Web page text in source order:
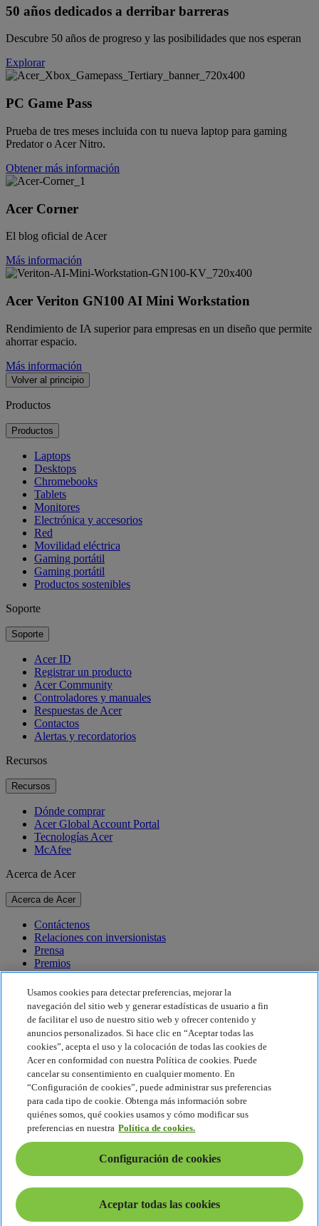
50 años dedicados a derribar barreras
Descubre 50 años de progreso y las posibilidades que nos esperan
Explorar
PC Game Pass
Prueba de tres meses incluida con tu nueva laptop para gaming
Predator o Acer Nitro.
Obtener más información
Acer Corner
El blog oficial de Acer
Más información
Acer Veriton GN100 AI Mini Workstation
Rendimiento de IA superior para empresas en un diseño que permite
ahorrar espacio.
Más información
Volver al principio
Productos
Productos
Laptops
Desktops
Chromebooks
Tablets
Monitores
Electrónica y accesorios
Red
Movilidad eléctrica
Gaming portátil
Gaming portátil
Productos sostenibles
Soporte
Soporte
Acer ID
Registrar un producto
Acer Community
Controladores y manuales
Respuestas de Acer
Contactos
Alertas y recordatorios
Recursos
Recursos
Dónde comprar
Acer Global Account Portal
Tecnologías Acer
McAfee
Acerca de Acer
Acerca de Acer
Contáctenos
Relaciones con inversionistas
Prensa
Premios
Eventos
Sostenibilidad
Sostenibilidad
Responsabilidad social corporativa
Huella de carbono del producto
Proyecto Humanity
Earthion
Política de privacidad
Política de cookies
Aviso legal
Información legal adicional
Política de accesibilidad
Configuración de cookies
América Latina - Español
© 2026 Acer Inc.
Usamos cookies para detectar preferencias, mejorar la
navegación del sitio web y generar estadísticas de usuario a fin
de facilitar el uso de nuestro sitio web y ofrecer contenido y
anuncios personalizados. Si hace clic en “Aceptar todas las
cookies”, acepta el uso y la colocación de todas las cookies de
Acer en conformidad con nuestra Política de cookies. Puede
cancelar su consentimiento en cualquier momento. En
“Configuración de cookies”, puede administrar sus preferencias
para cada tipo de cookie. Obtenga más información sobre
quiénes somos, qué cookies usamos y cómo modificar sus
preferencias en nuestra Política de cookies.
Configuración de cookies
Aceptar todas las cookies